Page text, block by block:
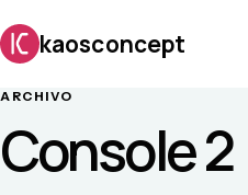
kaosconcept
ARCHIVO
Console 2